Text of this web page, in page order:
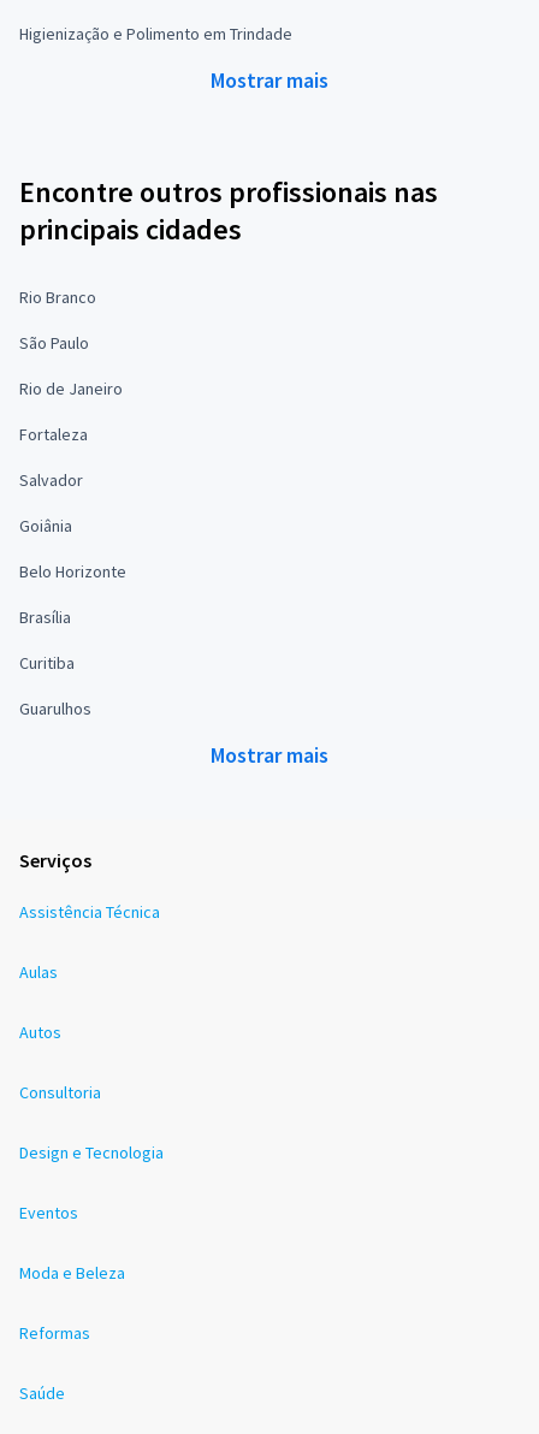
Higienização e Polimento em Trindade
Mostrar mais
Encontre outros profissionais nas
principais cidades
Rio Branco
São Paulo
Rio de Janeiro
Fortaleza
Salvador
Goiânia
Belo Horizonte
Brasília
Curitiba
Guarulhos
Mostrar mais
Serviços
Assistência Técnica
Aulas
Autos
Consultoria
Design e Tecnologia
Eventos
Moda e Beleza
Reformas
Saúde